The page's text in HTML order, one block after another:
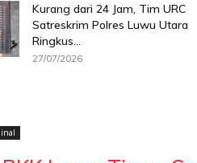
Kurang dari 24 Jam, Tim URC
Satreskrim Polres Luwu Utara
Ringkus...
27/07/2026